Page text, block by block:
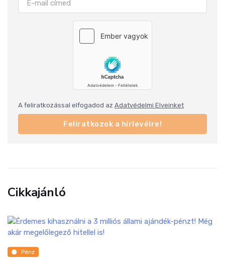
A feliratkozással elfogadod az Adatvédelmi Elveinket
Feliratkozok a hírlevélre!
Cikkajánló
Pénz